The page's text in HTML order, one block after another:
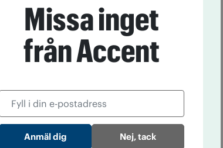
Missa inget
från Accent
Nej, tack